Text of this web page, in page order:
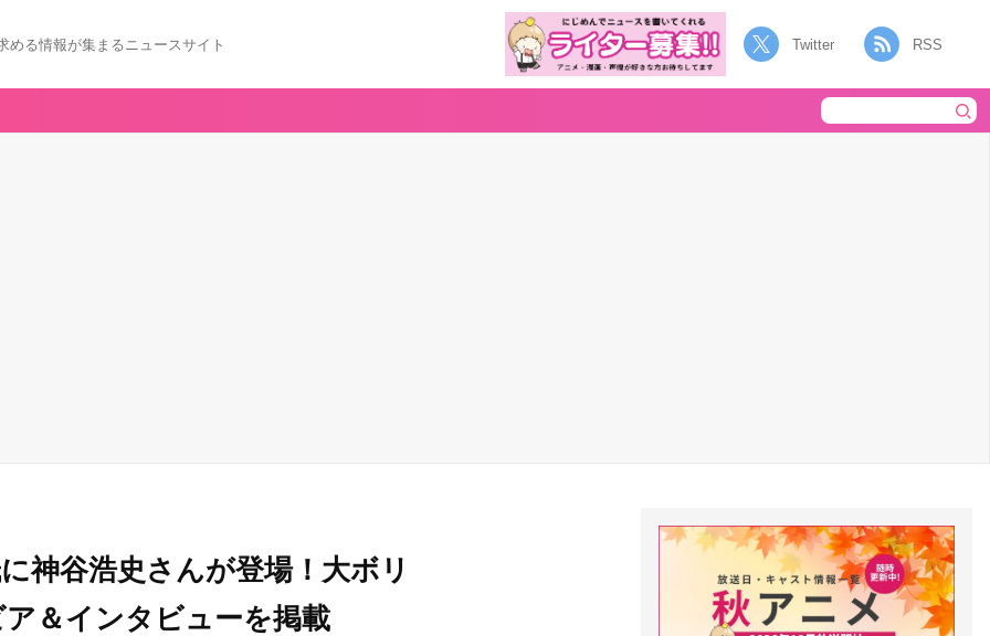
める情報が集まるニュースサイト Twitter RSS
神谷浩史さんが登場！大ボリ
＆インタビューを掲載